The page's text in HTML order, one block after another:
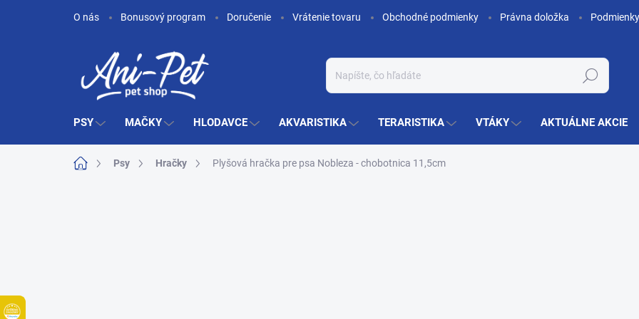
O nás Bonusový program Doručenie Vrátenie tovaru Obchodné podmienky Právna doložka
Hľadať
PSY MAČKY HLODAVCE AKVARISTIKA TERARISTIKA VTÁKY AKTUÁLNE AKCIE
DomovPsy Hračky Plyšová hračka pre psa Nobleza - chobotnica 11,5cm